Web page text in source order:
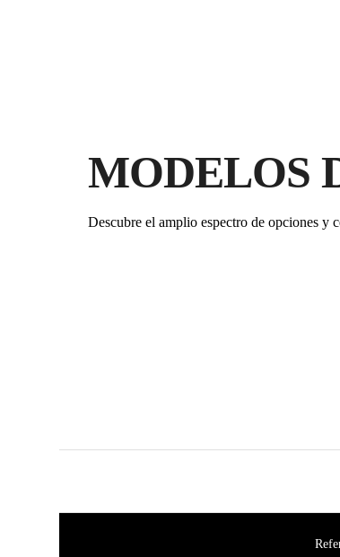
MODELOS
Descubre el amplio espectro de opciones y